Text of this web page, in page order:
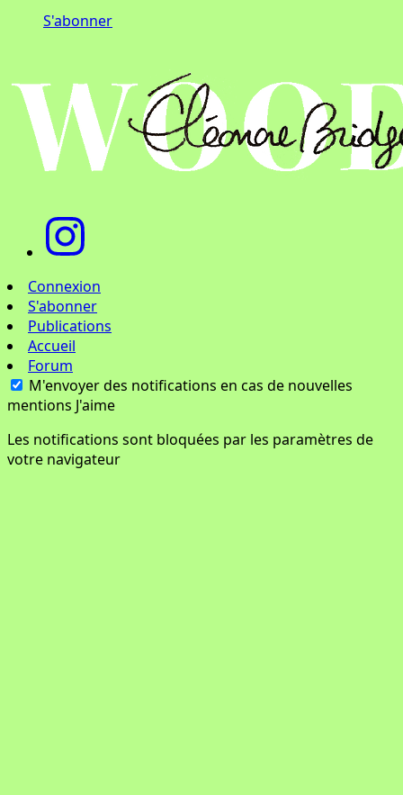
S'abonner
Connexion
S'abonner
Publications
Accueil
Forum
M'envoyer des notifications en cas de nouvelles
mentions J'aime
Les notifications sont bloquées par les paramètres de
votre navigateur